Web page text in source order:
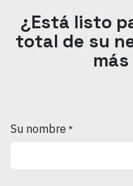
¿Está listo
total de su
Su nombre *